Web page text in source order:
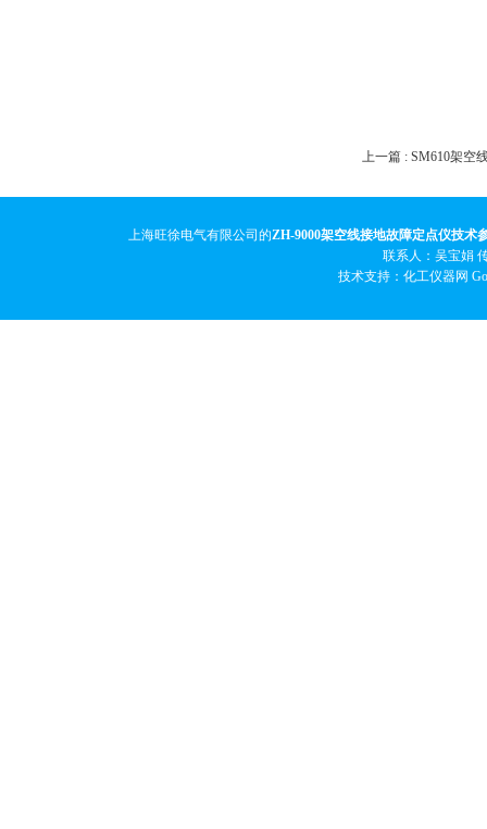
上一篇 : SM610架空
上海旺徐电气有限公司的ZH-9000架空线接地故障定点仪技术
联系人：吴宝娟
技术支持：化工仪器网